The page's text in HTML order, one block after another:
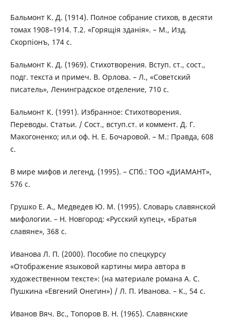
Бальмонт К. Д. (1914). Полное собрание стихов, в десяти
томах 1908–1914. Т.2. «Горящія зданія». – М., Изд.
Скорпіонъ, 174 с.
Бальмонт К. Д. (1969). Стихотворения. Вступ. ст., сост.,
подг. текста и примеч. В. Орлова. – Л., «Советский
писатель», Ленинградское отделение, 710 с.
Бальмонт К. (1991). Избранное: Стихотворения.
Переводы. Статьи. / Сост., вступ.ст. и коммент. Д. Г.
Макогоненко; ил.и оф. Н. Е. Бочаровой. – М.: Правда, 608
с.
В мире мифов и легенд. (1995). – СПб.: ТОО «ДИАМАНТ»,
576 с.
Грушко Е. А., Медведев Ю. М. (1995). Словарь славянской
мифологии. – Н. Новгород: «Русский купец», «Братья
славяне», 368 с.
Иванова Л. П. (2000). Пособие по спецкурсу
«Отображение языковой картины мира автора в
художественном тексте»: (на материале романа А. С.
Пушкина «Евгений Онегин») / Л. П. Иванова. – К., 54 с.
Иванов Вяч. Вс., Топоров В. Н. (1965). Славянские